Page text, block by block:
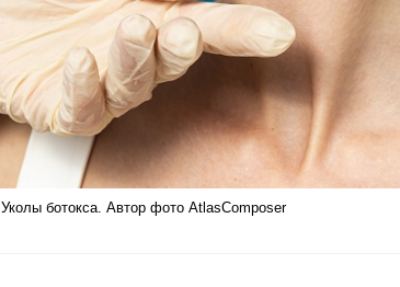
Уколы ботокса. Автор фото AtlasComposer